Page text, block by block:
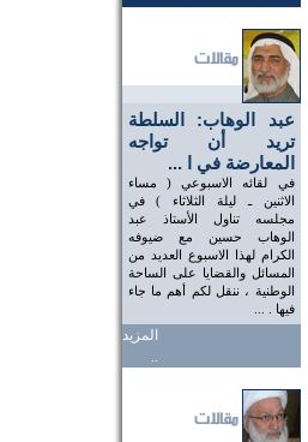
عبد الوهاب: السلطة
تريد أن تواجه
المعارضة في ا ...
في لقائه الاسبوعي ( مساء
الاثنين ـ ليلة الثلاثاء ) في
مجلسه تناول الأستاذ عبد
الوهاب حسين مع ضيوفه
الكرام لهذا الاسبوع العديد من
المسائل والقضايا على الساحة
الوطنية ، ننقل لكم أهم ما جاء
فيها . ...
المزيد
..